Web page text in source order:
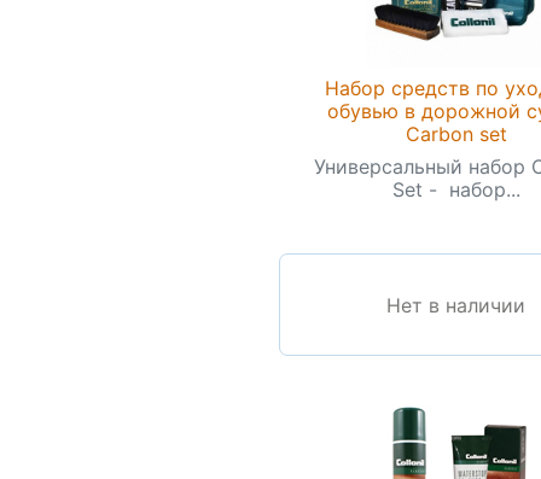
Набор средств по
обувью в дорожной
Carbon set
Универсальный набор
Set - набор...
Нет в наличии